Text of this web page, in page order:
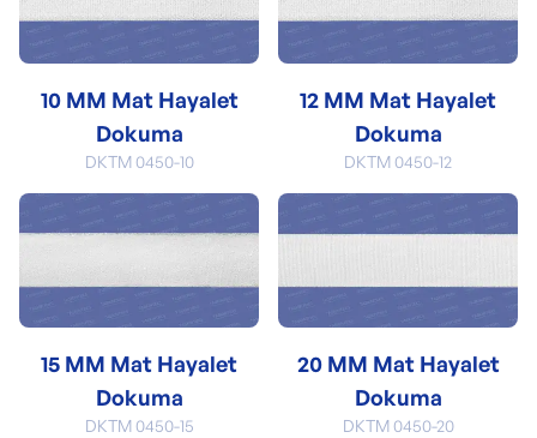
10 MM Mat Hayalet
Dokuma
DKTM 0450-10
12 MM Mat Hayalet
Dokuma
DKTM 0450-12
15 MM Mat Hayalet
Dokuma
DKTM 0450-15
20 MM Mat Hayalet
Dokuma
DKTM 0450-20